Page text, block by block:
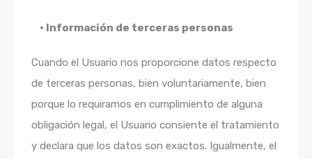
• Información de terceras personas
Cuando el Usuario nos proporcione datos respecto
de terceras personas, bien voluntariamente, bien
porque lo requiramos en cumplimiento de alguna
obligación legal, el Usuario consiente el tratamiento
y declara que los datos son exactos. Igualmente, el